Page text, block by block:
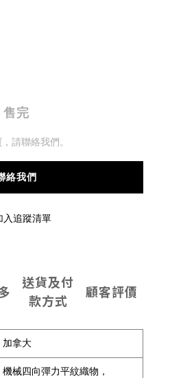
售完
請聯絡我們。
絡我們
入追蹤清單
送貨及付
款方式
顧客評價
加拿大
機械四向彈力平紋織物，